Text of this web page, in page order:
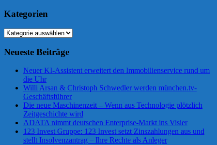
Kategorien
Kategorien
Neueste Beiträge
Neuer KI-Assistent erweitert den Immobilienservice rund um
die Uhr
Willi Arsan & Christoph Schwedler werden münchen.tv-
Geschäftsführer
Die neue Maschinenzeit – Wenn aus Technologie plötzlich
Zeitgeschichte wird
ADATA nimmt deutschen Enterprise-Markt ins Visier
123 Invest Gruppe: 123 Invest setzt Zinszahlungen aus und
stellt Insolvenzantrag – Ihre Rechte als Anleger